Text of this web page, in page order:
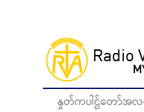
နှုတ်ကပါဌ်တော်အလ